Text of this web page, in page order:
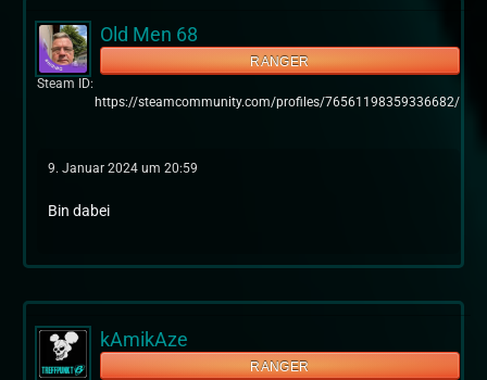
Old Men 68
RANGER
Steam ID
https://steamcommunity.com/profiles/76561198359336682/
9. Januar 2024 um 20:59
Bin dabei
kAmikAze
RANGER